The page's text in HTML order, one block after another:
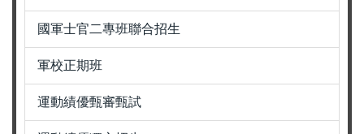
國軍士官二專班聯合招生
軍校正期班
運動績優甄審甄試